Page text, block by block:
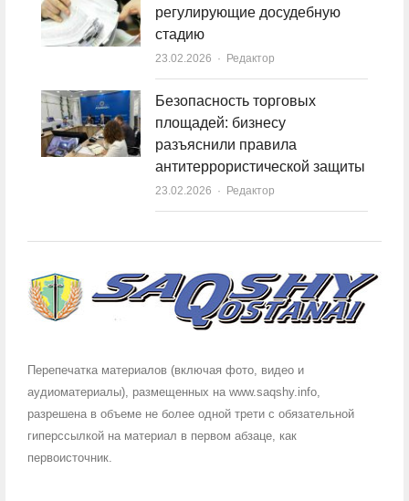
регулирующие досудебную
стадию
23.02.2026 Author
Редактор
Безопасность торговых
площадей: бизнесу
разъяснили правила
антитеррористической защиты
23.02.2026 Author
Редактор
Перепечатка материалов (включая фото, видео и
аудиоматериалы), размещенных на www.saqshy.info,
разрешена в объеме не более одной трети с обязательной
гиперссылкой на материал в первом абзаце, как
первоисточник.